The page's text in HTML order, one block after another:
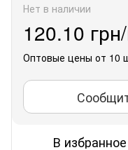
Нет в наличии
120.10
Оптовые цены от 10
В избранное